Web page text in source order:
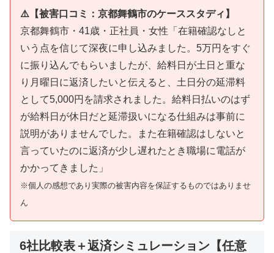
⚠️【被害口コミ：京都舞鶴市のケーススタディ】
京都舞鶴市・41歳・正社員・女性「在籍確認なしと
いう点を信じて深夜に申し込みました。5万円をすぐ
に振り込んでもらいましたが、給料日が土日と重な
り月曜日に返済したいと伝えると、土日分の延滞料
として5,000円を請求されました。給料日払いのはず
が給料日が休日だと延滞扱いになる仕組みは事前に
説明がありませんでした。また在籍確認はしないと
言っていたのに返済が少し遅れたとき職場に電話が
かかってきました」
※個人の感想であり実際の被害内容を保証するものではありませ
ん
6社比較表＋返済シミュレーション【任意